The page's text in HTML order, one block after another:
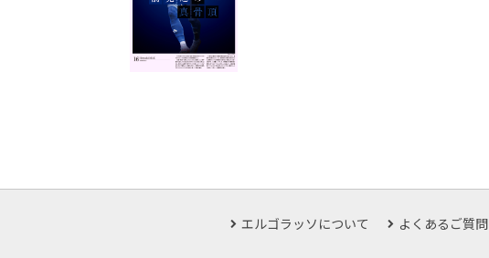
エルゴラッソについて よくあるご質問